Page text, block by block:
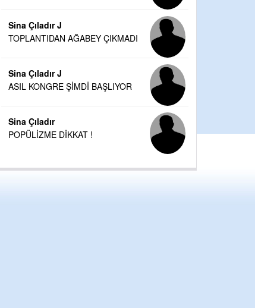
Sina Çıladır J
TOPLANTIDAN AĞABEY ÇIKMADI
Sina Çıladır J
ASIL KONGRE ŞİMDİ BAŞLIYOR
Sina Çıladır
POPÜLİZME DİKKAT !